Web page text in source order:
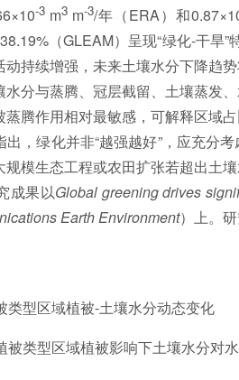
-3 m3 m-3/年（ERA）和
（GLEAM）呈现“绿化-干旱
持续增强，未来土壤水分下降趋
水分与蒸腾、冠层截留、土壤蒸发
腾作用相对最敏感，可解释区域
绿化并非“越强越好”，应充分
模生态工程或农田扩张若超出土
果以Global greening drives
Earth Environment）上。
类型区域植被-土壤水分动态变化
被类型区域植被影响下土壤水分对